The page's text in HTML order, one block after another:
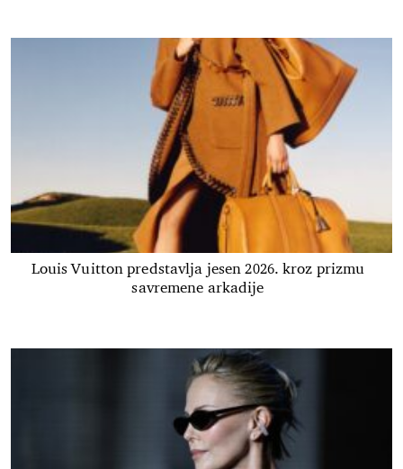
Louis Vuitton predstavlja jesen 2026. kroz prizmu
savremene arkadije